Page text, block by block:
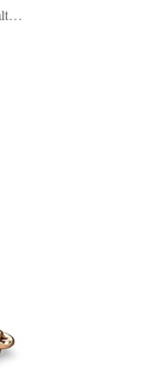
Peridot 14 ayar altın bilezik (40 cm rose altın rolo zincir)